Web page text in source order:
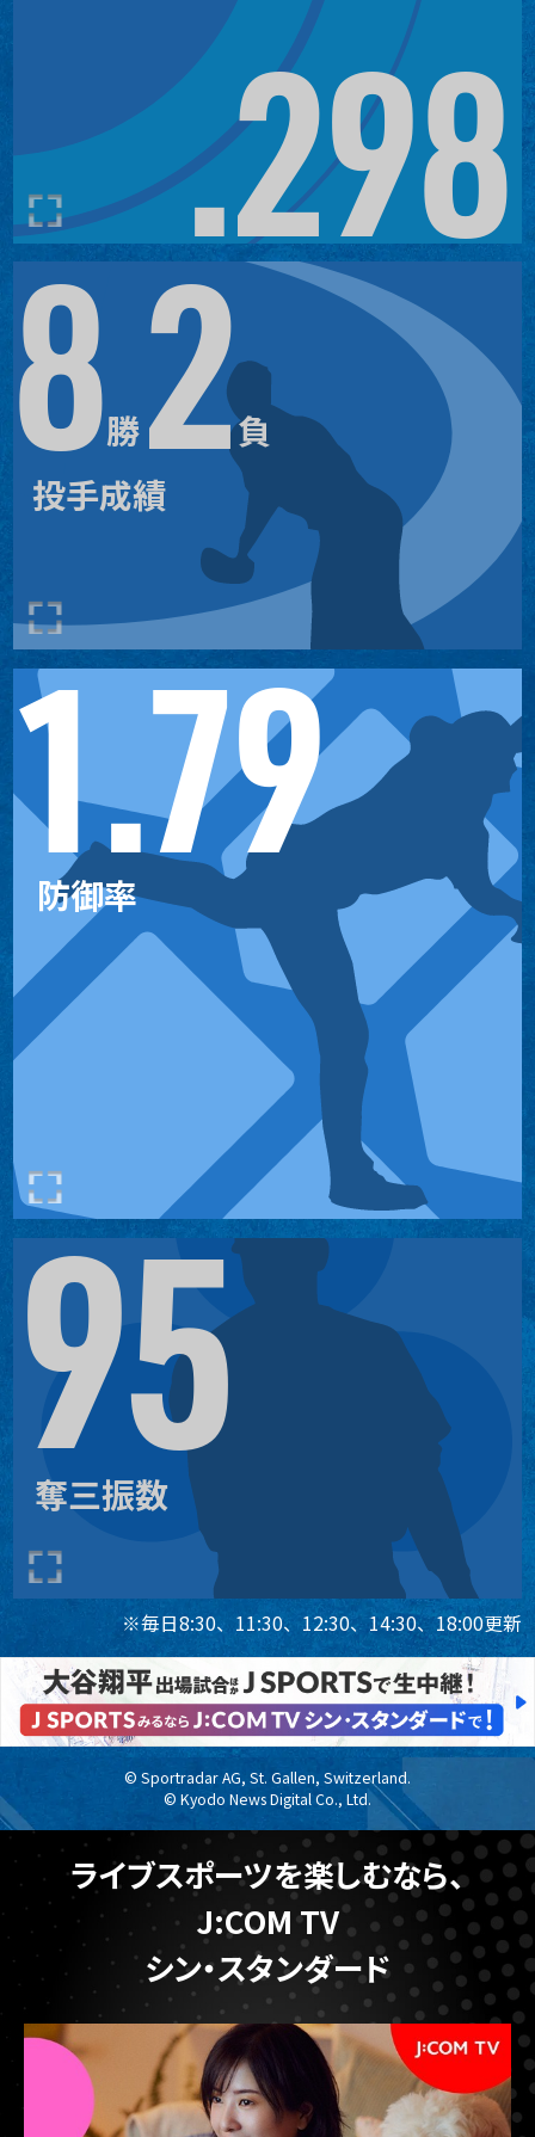
.298
8勝2負
投手成績
8勝2 負0
1 15 クリストフェル・サンチェス
2 13 チェース・バーンズ
サンディ・アルカンタラ
1.79
防御率
1 1.759 ジェーコブ・ミジオロウスキ
クリス・セール
チェース・バーンズ
95
奪三振数
9
2026年
7月
27
2025年
8月
0
2026年
8月
1 204 ジェーコブ・ミジオロウスキ
ー
2 176 ヘスス・ルサルド
3 174 クリストフェル・サンチェス
※毎日8:30、11:30、12:30、14:30、18:00更新
© Sportradar AG, St. Gallen, Switzerland.
© Kyodo News Digital Co., Ltd.
ライブスポーツを楽しむなら、
J:COM TV
シン・スタンダード